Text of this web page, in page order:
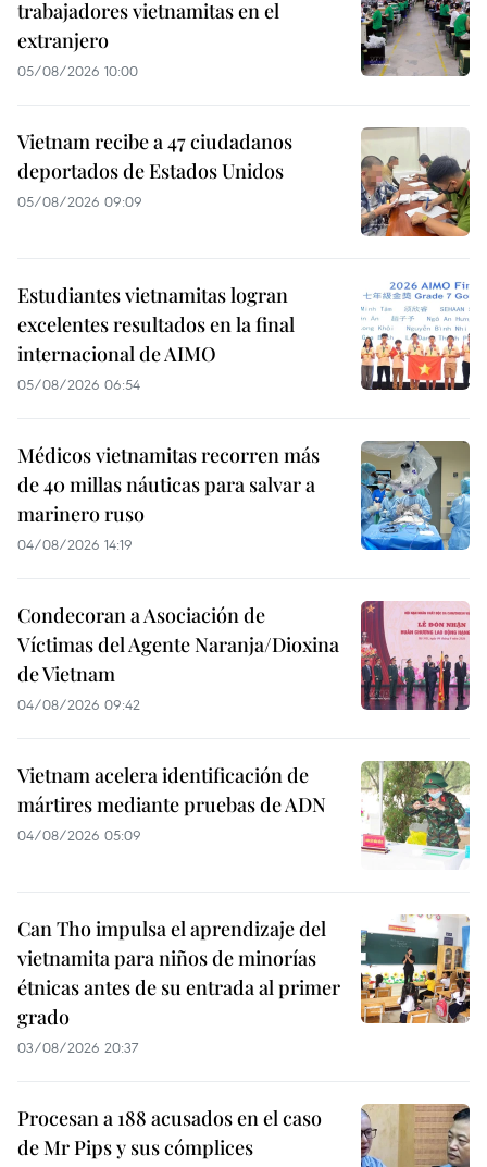
trabajadores vietnamitas en el
extranjero
05/08/2026 10:00
Vietnam recibe a 47 ciudadanos
deportados de Estados Unidos
05/08/2026 09:09
Estudiantes vietnamitas logran
excelentes resultados en la final
internacional de AIMO
05/08/2026 06:54
Médicos vietnamitas recorren más
de 40 millas náuticas para salvar a
marinero ruso
04/08/2026 14:19
Condecoran a Asociación de
Víctimas del Agente Naranja/Dioxina
de Vietnam
04/08/2026 09:42
Vietnam acelera identificación de
mártires mediante pruebas de ADN
04/08/2026 05:09
Can Tho impulsa el aprendizaje del
vietnamita para niños de minorías
étnicas antes de su entrada al primer
grado
03/08/2026 20:37
Procesan a 188 acusados en el caso
de Mr Pips y sus cómplices